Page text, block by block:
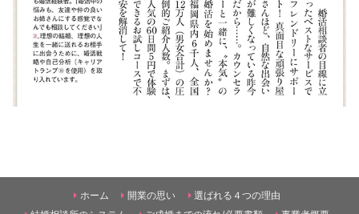
ホーム 開業の思い
選ばれる４つの理由